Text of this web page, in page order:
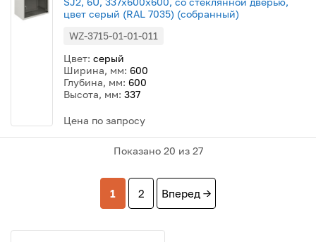
цвет серый (RAL 7035) (собранный)
WZ-3715-01-01-011
Цвет: серый
Ширина, мм: 600
Глубина, мм: 600
Высота, мм: 337
Цена по запросу
Показано 20 из 27
1 2 Вперед →